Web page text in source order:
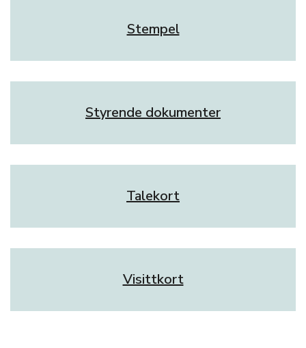
Stempel
Styrende dokumenter
Talekort
Visittkort